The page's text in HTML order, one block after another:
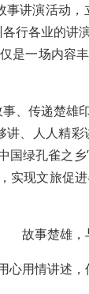
事讲演活动
行各业的讲
是一场内容
、传递楚雄
、人人精
国绿孔雀之
实现文旅促
故事楚雄，
心用情讲述